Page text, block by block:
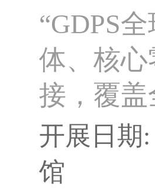
“GDPS
体、核
接，覆
沿科技
资洽谈
开展日期
馆